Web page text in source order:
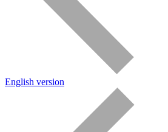
English version